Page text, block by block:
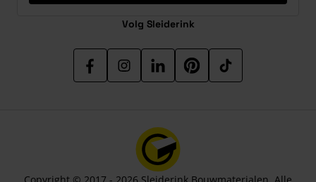
Volg Sleiderink
Copyright © 2017 - 2026 Sleiderink Bouwmaterialen. Alle